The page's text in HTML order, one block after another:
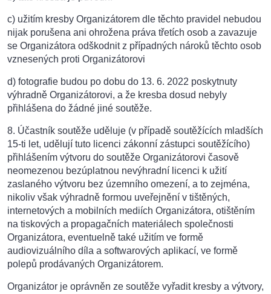
c) užitím kresby Organizátorem dle těchto pravidel nebudou
nijak porušena ani ohrožena práva třetích osob a zavazuje
se Organizátora odškodnit z případných nároků těchto osob
vznesených proti Organizátorovi
d) fotografie budou po dobu do 13. 6. 2022 poskytnuty
výhradně Organizátorovi, a že kresba dosud nebyly
přihlášena do žádné jiné soutěže.
8. Účastník soutěže uděluje (v případě soutěžících mladších
15-ti let, udělují tuto licenci zákonní zástupci soutěžícího)
přihlášením výtvoru do soutěže Organizátorovi časově
neomezenou bezúplatnou nevýhradní licenci k užití
zaslaného výtvoru bez územního omezení, a to zejména,
nikoliv však výhradně formou uveřejnění v tištěných,
internetových a mobilních mediích Organizátora, otištěním
na tiskových a propagačních materiálech společnosti
Organizátora, eventuelně také užitím ve formě
audiovizuálního díla a softwarových aplikací, ve formě
polepů prodávaných Organizátorem.
Organizátor je oprávněn ze soutěže vyřadit kresby a výtvory,